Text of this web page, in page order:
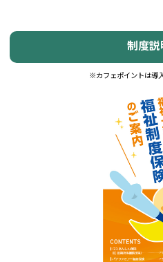
制度
※カフェポイントは導